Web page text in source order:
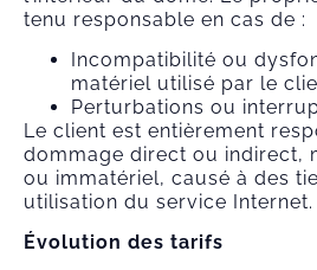
tenu responsable en cas de :
Incompatibilité ou
matériel utilisé par le
Perturbations ou
Le client est entièrement
dommage direct ou indirect,
ou immatériel, causé à des
utilisation du service Internet.
Évolution des tarifs